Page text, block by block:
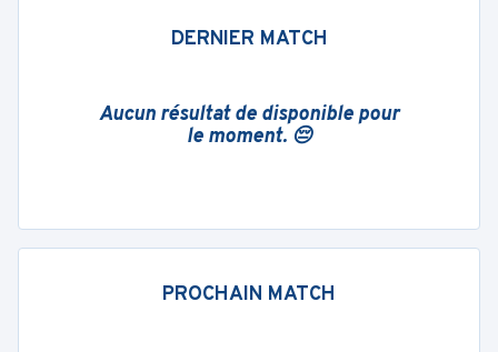
DERNIER MATCH
Aucun résultat de disponible pour
le moment. 😔
PROCHAIN MATCH